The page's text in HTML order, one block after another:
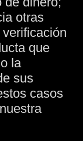
otras
que
la
sus
casos